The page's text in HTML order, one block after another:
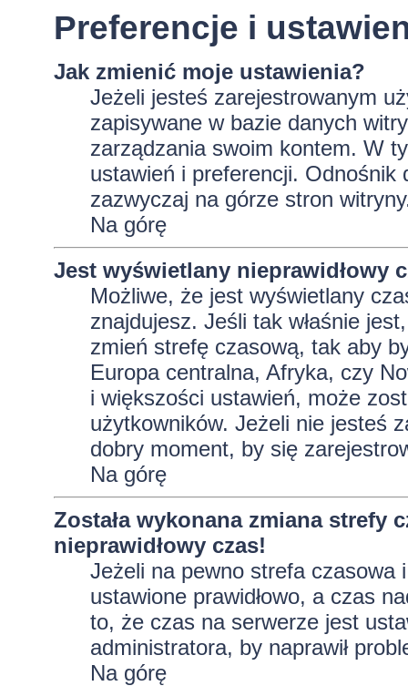
Preferencje i
Jak zmienić moje ustawienia?
Jeżeli jesteś zarejestrowanym
zapisywane w bazie danych
zarządzania swoim kontem. W
ustawień i preferencji.
zazwyczaj na górze stron
Na górę
Jest wyświetlany nieprawidłowy
Możliwe, że jest wyświetlany
znajdujesz. Jeśli tak właśnie
zmień strefę czasową, tak aby
Europa centralna, Afryka, czy
i większości ustawień, może
użytkowników. Jeżeli nie jesteś
dobry moment, by się
Na górę
Została wykonana zmiana strefy
nieprawidłowy czas!
Jeżeli na pewno strefa czasowa
ustawione prawidłowo, a czas
to, że czas na serwerze jest
administratora, by naprawił
Na górę